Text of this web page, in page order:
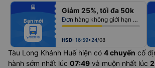
fiber_manual_record
fiber_manual_record
fiber_manual_record
fiber_manual_record
fiber_manual_record
fiber_manual_record
fiber_manual_record
Bạn mới
Giảm 25%, tối đa 50k
Đơn hàng không giới hạn số lượng vé
HSD: 16:59•24/08
Tàu Long Khánh Huế hiện có 4 chuyến cố
hành sớm nhất lúc 07:49 và muộn nhất lúc